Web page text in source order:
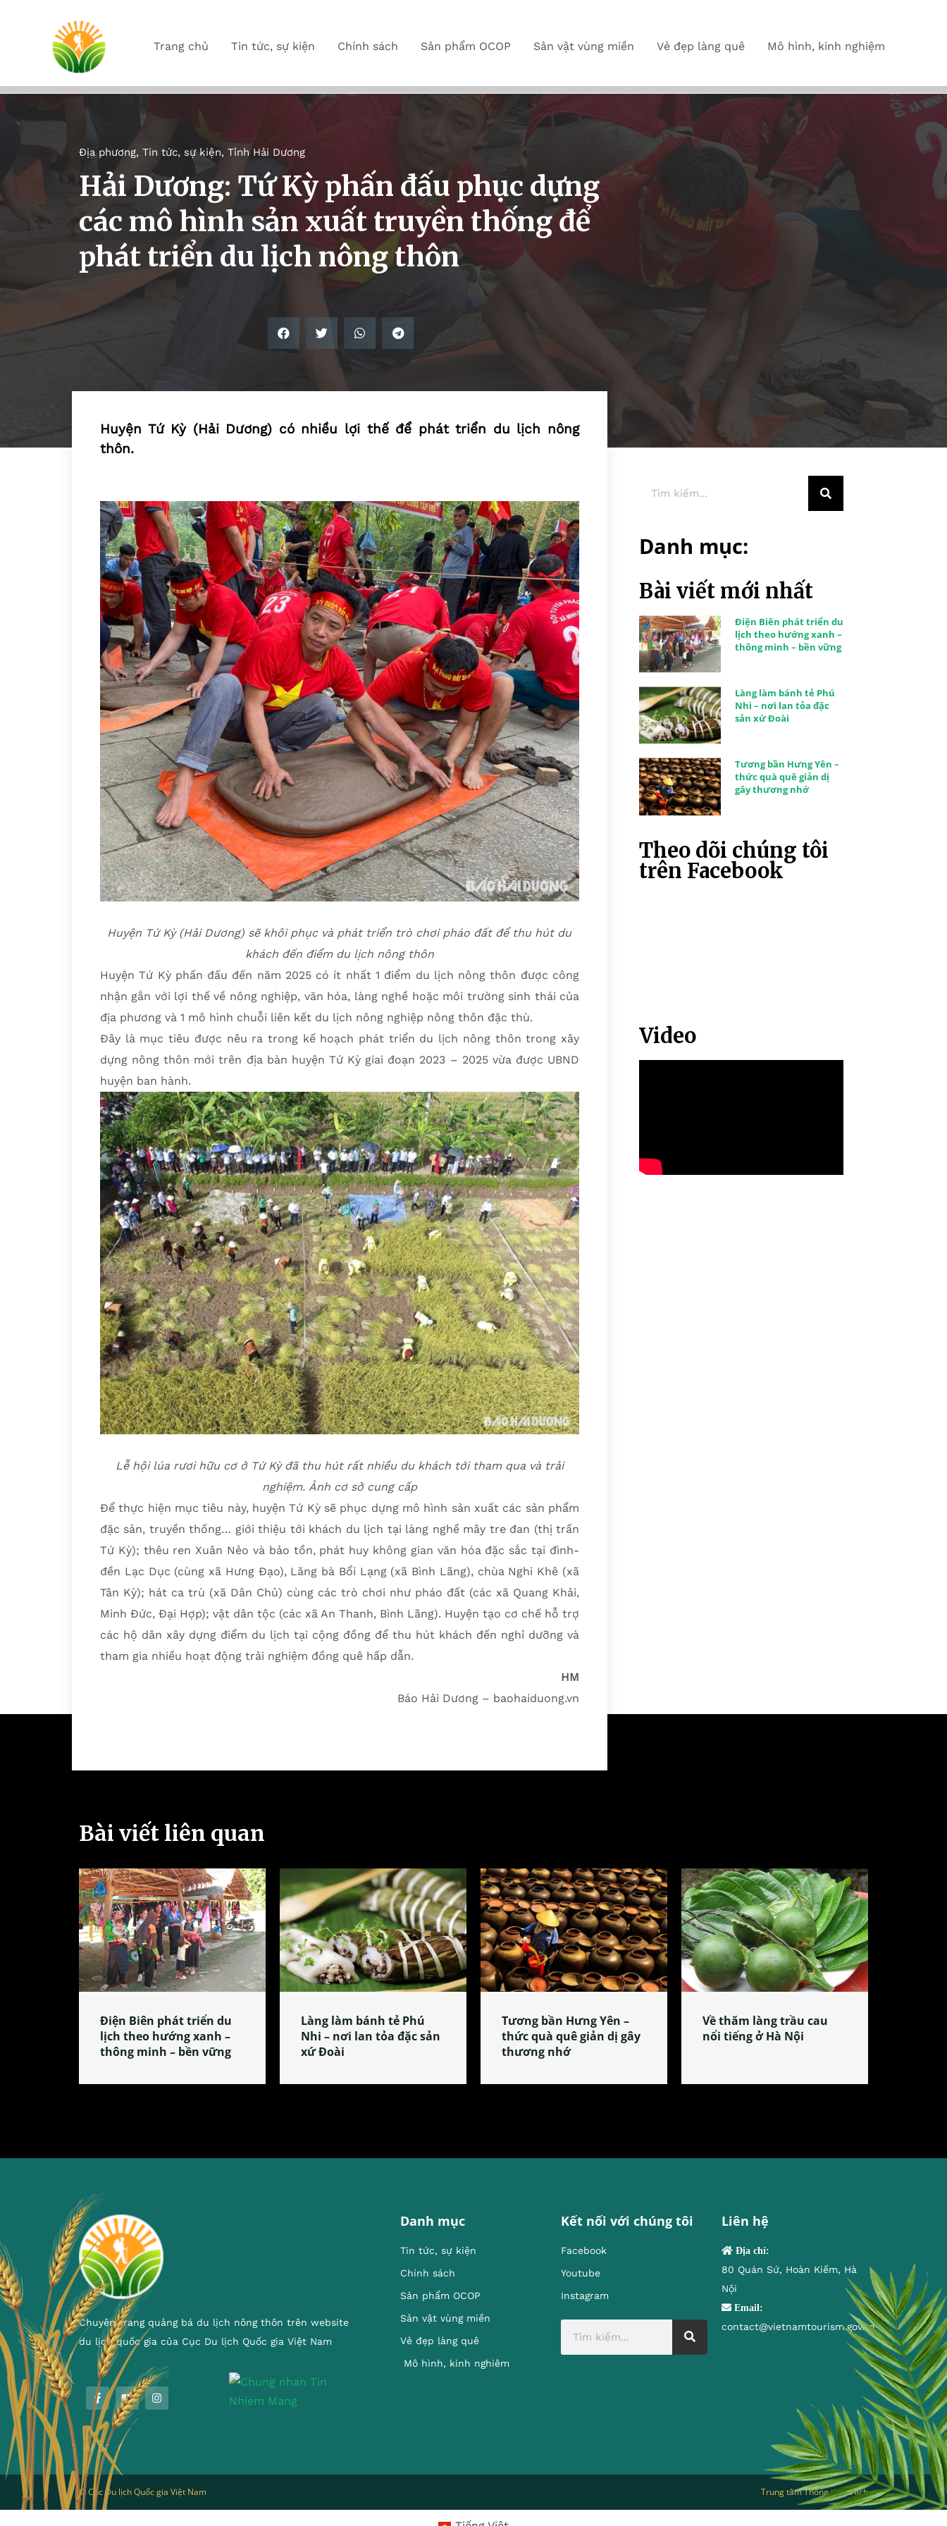
Trang chủ Tin tức, sự kiện Chính sách Sản phẩm OCOP Sản vật vùng miền Vẻ đẹp làng quê Mô hình, kinh nghiệm
Địa phương, Tin tức, sự kiện, Tỉnh Hải Dương
Hải Dương: Tứ Kỳ phấn đấu phục dựng
các mô hình sản xuất truyền thống để
phát triển du lịch nông thôn
Huyện Tứ Kỳ (Hải Dương) có nhiều lợi thế để phát triển du lịch nông
thôn.
Huyện Tứ Kỳ (Hải Dương) sẽ khôi phục và phát triển trò chơi pháo đất để thu hút du
khách đến điểm du lịch nông thôn
Huyện Tứ Kỳ phấn đấu đến năm 2025 có ít nhất 1 điểm du lịch nông thôn được công
nhận gắn với lợi thế về nông nghiệp, văn hóa, làng nghề hoặc môi trường sinh thái của
địa phương và 1 mô hình chuỗi liên kết du lịch nông nghiệp nông thôn đặc thù.
Đây là mục tiêu được nêu ra trong kế hoạch phát triển du lịch nông thôn trong xây
dựng nông thôn mới trên địa bàn huyện Tứ Kỳ giai đoạn 2023 – 2025 vừa được UBND
huyện ban hành.
Lễ hội lúa rươi hữu cơ ở Tứ Kỳ đã thu hút rất nhiều du khách tới tham qua và trải
nghiệm. Ảnh cơ sở cung cấp
Để thực hiện mục tiêu này, huyện Tứ Kỳ sẽ phục dựng mô hình sản xuất các sản phẩm
đặc sản, truyền thống… giới thiệu tới khách du lịch tại làng nghề mây tre đan (thị trấn
Tứ Kỳ); thêu ren Xuân Nẻo và bảo tồn, phát huy không gian văn hóa đặc sắc tại đình-
đền Lạc Dục (cùng xã Hưng Đạo), Lăng bà Bổi Lạng (xã Bình Lãng), chùa Nghi Khê (xã
Tân Kỳ); hát ca trù (xã Dân Chủ) cùng các trò chơi như pháo đất (các xã Quang Khải,
Minh Đức, Đại Hợp); vật dân tộc (các xã An Thanh, Bình Lãng). Huyện tạo cơ chế hỗ trợ
các hộ dân xây dựng điểm du lịch tại cộng đồng để thu hút khách đến nghỉ dưỡng và
tham gia nhiều hoạt động trải nghiệm đồng quê hấp dẫn.
HM
Báo Hải Dương – baohaiduong.vn
Danh mục:
Bài viết mới nhất
Điện Biên phát triển du
lịch theo hướng xanh –
thông minh – bền vững
Làng làm bánh tẻ Phú
Nhi – nơi lan tỏa đặc
sản xứ Đoài
Tương bần Hưng Yên –
thức quà quê giản dị
gây thương nhớ
Theo dõi chúng tôi
trên Facebook
Video
Bài viết liên quan
Điện Biên phát triển du
lịch theo hướng xanh –
thông minh – bền vững
Làng làm bánh tẻ Phú
Nhi – nơi lan tỏa đặc sản
xứ Đoài
Tương bần Hưng Yên –
thức quà quê giản dị gây
thương nhớ
Về thăm làng trầu cau
nổi tiếng ở Hà Nội
Chuyên trang quảng bá du lịch nông thôn trên website
du lịch quốc gia của Cục Du lịch Quốc gia Việt Nam
Danh mục
Tin tức, sự kiện
Chính sách
Sản phẩm OCOP
Sản vật vùng miền
Vẻ đẹp làng quê
Mô hình, kinh nghiêm
Kết nối với chúng tôi
Facebook
Youtube
Instagram
Liên hệ
Địa chỉ:
80 Quán Sứ, Hoàn Kiếm, Hà
Nội
Email:
contact@vietnamtourism.gov.vn
© Cục Du lịch Quốc gia Việt Nam Trung tâm Thông tin du lịch